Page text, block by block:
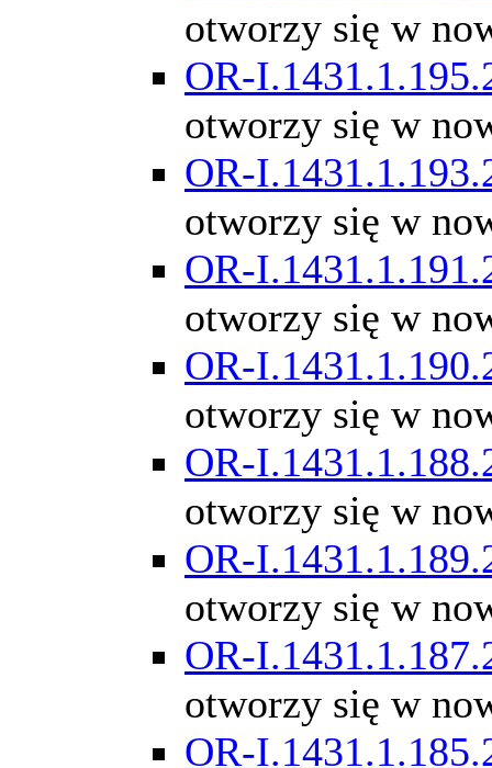
otworzy się w
OR-
otworzy się w
OR-
otworzy się w
OR-
otworzy się w
OR-
otworzy się w
OR-
otworzy się w
OR-
otworzy się w
OR-
otworzy się w
OR-